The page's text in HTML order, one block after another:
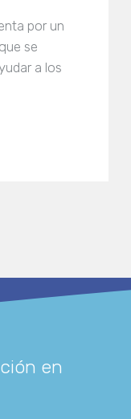
por un
se
a los
en